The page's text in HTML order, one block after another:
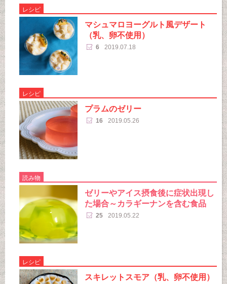
レシピ
マシュマロヨーグルト風デザート
（乳、卵不使用）
6 2019.07.18
レシピ
プラムのゼリー
16 2019.05.26
読み物
ゼリーやアイス摂食後に症状出現し
た場合～カラギーナンを含む食品
25 2019.05.22
レシピ
スキレットスモア（乳、卵不使用）